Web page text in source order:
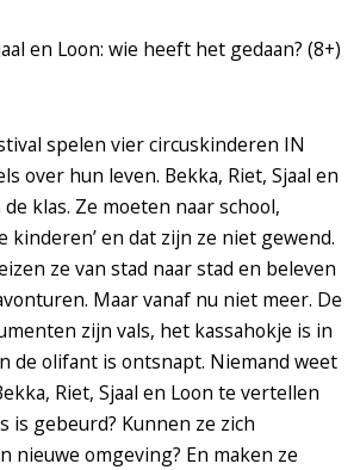
en Loon: wie heeft het gedaan? (8+)
spelen vier circuskinderen IN
over hun leven. Bekka, Riet, Sjaal en
klas. Ze moeten naar school,
kinderen’ en dat zijn ze niet gewend.
ze van stad naar stad en beleven
Maar vanaf nu niet meer. De
zijn vals, het kassahokje is in
de olifant is ontsnapt. Niemand weet
Riet, Sjaal en Loon te vertellen
is gebeurd? Kunnen ze zich
nieuwe omgeving? En maken ze